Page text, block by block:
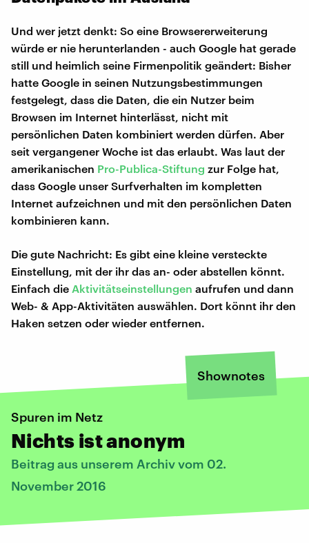
Und wer jetzt denkt: So eine Browsererweiterung
würde er nie herunterlanden - auch Google hat gerade
still und heimlich seine Firmenpolitik geändert: Bisher
hatte Google in seinen Nutzungsbestimmungen
festgelegt, dass die Daten, die ein Nutzer beim
Browsen im Internet hinterlässt, nicht mit
persönlichen Daten kombiniert werden dürfen. Aber
seit vergangener Woche ist das erlaubt. Was laut der
amerikanischen Pro-Publica-Stiftung zur Folge hat,
dass Google unser Surfverhalten im kompletten
Internet aufzeichnen und mit den persönlichen Daten
kombinieren kann.
Die gute Nachricht: Es gibt eine kleine versteckte
Einstellung, mit der ihr das an- oder abstellen könnt.
Einfach die Aktivitätseinstellungen aufrufen und dann
Web- & App-Aktivitäten auswählen. Dort könnt ihr den
Haken setzen oder wieder entfernen.
Shownotes
Spuren im Netz
Nichts ist anonym
Beitrag aus unserem Archiv vom 02.
November 2016